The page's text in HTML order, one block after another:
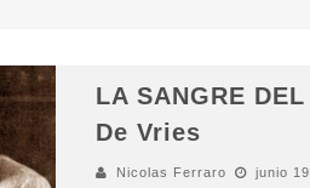
LA SANGRE
De Vries
Nicolas Ferraro junio